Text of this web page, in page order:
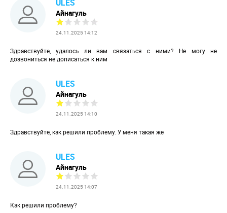
ULES
Айнагуль
24.11.2025 14:12
Здравствуйте, удалось ли вам связаться с ними? Не могу не
дозвониться не дописаться к ним
ULES
Айнагуль
24.11.2025 14:10
Здравствуйте, как решили проблему. У меня такая же
ULES
Айнагуль
24.11.2025 14:07
Как решили проблему?